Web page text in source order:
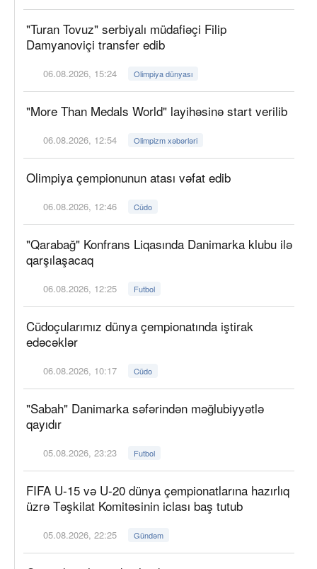
"Turan Tovuz" serbiyalı müdafiəçi Filip
Damyanoviçi transfer edib
06.08.2026, 15:24 Olimpiya dünyası
"More Than Medals World" layihəsinə start verilib
06.08.2026, 12:54 Olimpizm xəbərləri
Olimpiya çempionunun atası vəfat edib
06.08.2026, 12:46 Cüdo
"Qarabağ" Konfrans Liqasında Danimarka klubu ilə
qarşılaşacaq
06.08.2026, 12:25 Futbol
Cüdoçularımız dünya çempionatında iştirak
edəcəklər
06.08.2026, 10:17 Cüdo
"Sabah" Danimarka səfərindən məğlubiyyətlə
qayıdır
05.08.2026, 23:23 Futbol
FIFA U-15 və U-20 dünya çempionatlarına hazırlıq
üzrə Təşkilat Komitəsinin iclası baş tutub
05.08.2026, 22:25 Gündəm